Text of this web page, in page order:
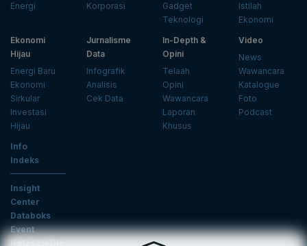
Energi
Korporasi
Gadget
Teknologi
Istilah
Ekonomi
Ekonomi
Hijau
Energi Baru
Ekonomi
Sirkular
Investasi
Hijau
Jurnalisme
Data
Infografik
Analisis
Cek Data
In-Depth &
Opini
Telaah
Opini
Wawancara
Laporan
Khusus
Video
News
Wawancara
Katalogue
Foto
Podcast
Info
Indeks
Insight
Center
Databoks
Event
KatadataOto